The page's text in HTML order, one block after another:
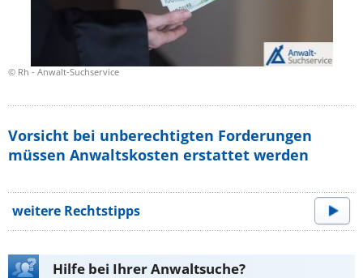
© Rh - Anwalt-Suchservice
Vorsicht bei unberechtigten Forderungen
müssen Anwaltskosten erstattet werden
weitere Rechtstipps
Hilfe bei Ihrer Anwaltsuche?